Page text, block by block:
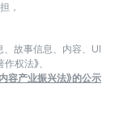
，
故事信息、内容、UI
权法》、
容产业振兴法》的公示